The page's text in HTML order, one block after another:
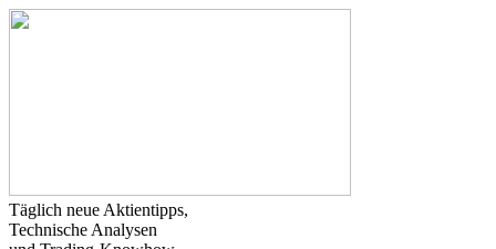
Täglich neue Aktientipps,
Technische Analysen